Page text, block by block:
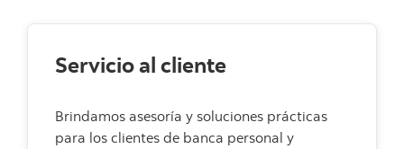
Servicio al cliente
Brindamos asesoría y soluciones prácticas
para los clientes de banca personal y